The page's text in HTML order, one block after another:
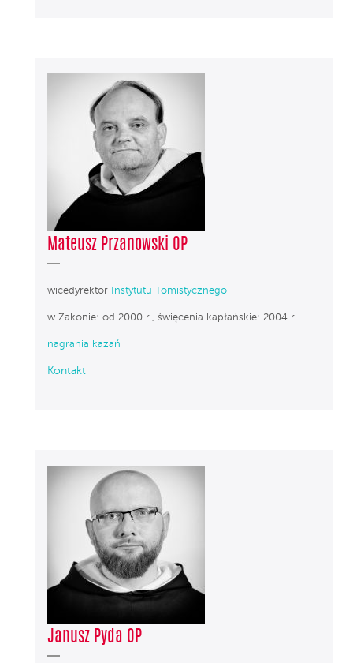
Mateusz Przanowski OP
wicedyrektor Instytutu Tomistycznego
w Zakonie: od 2000 r., święcenia kapłańskie: 2004 r.
nagrania kazań
Kontakt
Janusz Pyda OP